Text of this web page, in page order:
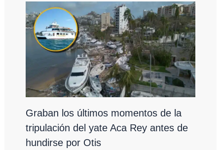
Graban los últimos momentos de la
tripulación del yate Aca Rey antes de
hundirse por Otis